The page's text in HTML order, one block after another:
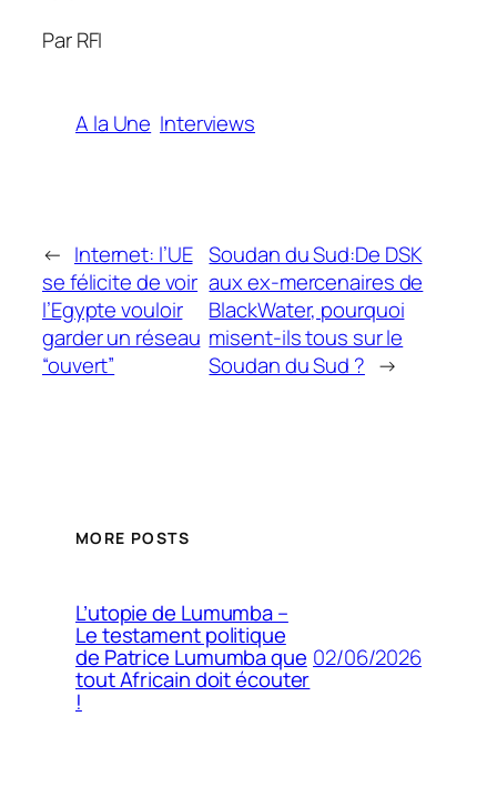
Par RFI
A la Une Interviews
← Internet: l’UE
se félicite de voir
l’Egypte vouloir
garder un réseau
“ouvert”
Soudan du Sud:De DSK
aux ex-mercenaires de
BlackWater, pourquoi
misent-ils tous sur le
Soudan du Sud ? →
MORE POSTS
L’utopie de Lumumba –
Le testament politique
de Patrice Lumumba que
tout Africain doit écouter
!
02/06/2026